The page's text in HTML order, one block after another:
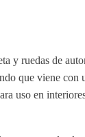
y ruedas de
que viene
uso en